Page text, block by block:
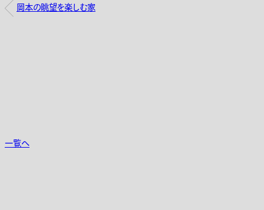
岡本の眺望を楽しむ家
一覧へ